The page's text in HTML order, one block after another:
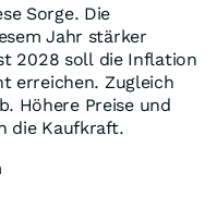
Sorge. Die
Jahr stärker
2028 soll die Inflation
erreichen. Zugleich
Höhere Preise und
die Kaufkraft.